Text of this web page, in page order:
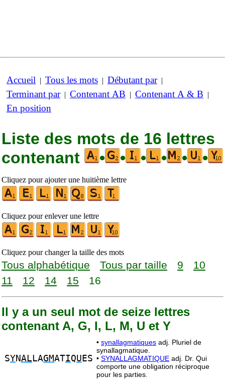
Accueil | Tous les mots | Débutant par|
Terminant par| Contenant AB | Contenant A & B |
En position
Liste des mots de 16 lettres
contenant
• • • • • •
Cliquez pour ajouter une huitième lettre
Cliquez pour enlever une lettre
Cliquez pour changer la taille des mots
Tous alphabétique Tous par taille 9
10
11
12 14 15 16
Il y a un seul mot de seize lettres
contenant A, G, I, L, M, U et Y
SYNAL LAGMATIQU ES
• synallagmatiques adj. Pluriel de
synallagmatique.
• SYNALLAGMATIQUE adj. Dr. Qui
comporte une obligation réciproque
pour les parties.